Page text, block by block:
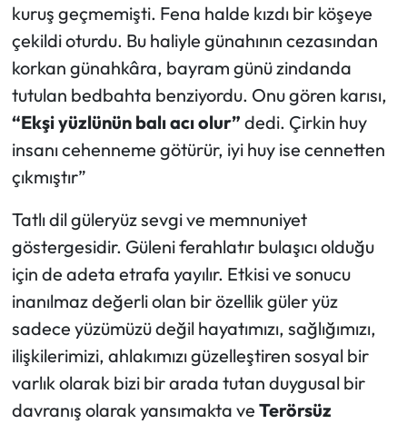
kuruş geçmemişti. Fena halde kızdı bir köşeye
çekildi oturdu. Bu haliyle günahının cezasından
korkan günahkâra, bayram günü zindanda
tutulan bedbahta benziyordu. Onu gören karısı,
“Ekşi yüzlünün balı acı olur” dedi. Çirkin huy
insanı cehenneme götürür, iyi huy ise cennetten
çıkmıştır”
Tatlı dil güleryüz sevgi ve memnuniyet
göstergesidir. Güleni ferahlatır bulaşıcı olduğu
için de adeta etrafa yayılır. Etkisi ve sonucu
inanılmaz değerli olan bir özellik güler yüz
sadece yüzümüzü değil hayatımızı, sağlığımızı,
ilişkilerimizi, ahlakımızı güzelleştiren sosyal bir
varlık olarak bizi bir arada tutan duygusal bir
davranış olarak yansımakta ve Terörsüz
Yemek Tarifleri
Yerel Haberler